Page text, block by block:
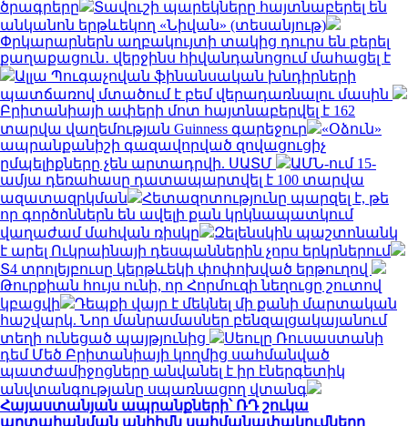
ծրագրերը
Տավուշի պարեկները հայտնաբերել են
անկանոն երթևեկող «Նիվան» (տեսանյութ)
Փրկարարներն աղբակույտի տակից դուրս են բերել
քաղաքացուն․ վերջինս հիվանդանոցում մահացել է
Ալլա Պուգաչովան ֆինանսական խնդիրների
պատճառով մտածում է բեմ վերադառնալու մասին
Բրիտանիայի ափերի մոտ հայտնաբերվել է 162
տարվա վաղեմության Guinness գարեջուր
«Օձուն»
ապրանքանիշի գազավորված զովացուցիչ
ըմպելիքները չեն արտադրվի. ՍԱՏՄ
ԱՄՆ-ում 15-
ամյա դեռահասը դատապարտվել է 100 տարվա
ազատազրկման
Հետազոտությունը պարզել է, թե
որ գործոններն են ավելի քան կրկնապատկում
վաղաժամ մահվան ռիսկը
Զելենսկին պաշտոնանկ
է արել Ուկրաինայի դեսպաններին չորս երկրներում
Տ4 տրոլեյբուսը կերթևեկի փոփոխված երթուղով
Թուրքիան հույս ունի, որ Հորմուզի նեղուցը շուտով
կբացվի
Դեպքի վայր է մեկնել մի քանի մարտական
հաշվարկ. Նոր մանրամասներ բենզալցակայանում
տեղի ունեցած պայթյունից
Սեուլը Ռուսաստանի
դեմ Մեծ Բրիտանիայի կողմից սահմանված
պատժամիջոցները անվանել է իր էներգետիկ
անվտանգությանը սպառնացող վտանգ
Հայաստանյան ապրանքների՝ ՌԴ շուկա
արտահանման անհիմն սահմանափակումները